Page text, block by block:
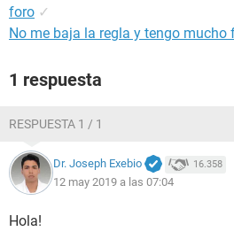
foro ✓
No me baja la regla y tengo mucho
1 respuesta
RESPUESTA 1 / 1
Dr. Joseph Exebio 16.358
12 may 2019 a las 07:04
Hola!